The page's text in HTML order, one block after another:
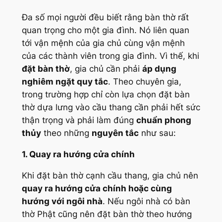
Đa số mọi người đều biết rằng bàn thờ rất
quan trọng cho một gia đình. Nó liên quan
tới vận mệnh của gia chủ cùng vận mệnh
của các thành viên trong gia đình. Vì thế, khi
đặt bàn thờ, gia chủ cần phải áp dụng
nghiêm ngặt quy tắc. Theo chuyên gia,
trong trường hợp chỉ còn lựa chọn đặt bàn
thờ dựa lưng vào cầu thang cần phải hết sức
thận trọng và phải làm đúng chuẩn phong
thủytheo những nguyên tắcnhư sau:
1. Quay ra hướng cửa chính
Khi đặt bàn thờ cạnh cầu thang, gia chủ nên
quay ra hướng cửa chính hoặc cùng
hướng với ngôi nhà. Nếu ngôi nhà có bàn
thờ Phật cũng nên đặt bàn thờ theo hướng